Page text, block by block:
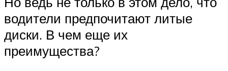
водители предпочитают литые
диски. В чем еще их
преимущества?